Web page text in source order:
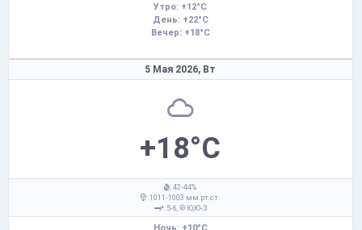
Утро: +12°C
День: +22°C
Вечер: +18°C
5 Мая 2026, Вт
+18°C
: 42-44%
: 1011-1003 мм рт.ст.
: 5-6,
Ю,Ю-З